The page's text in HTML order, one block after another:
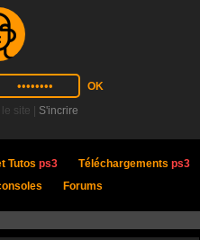
site | S'incrire
Tutos ps3 Téléchargements ps3
Forums